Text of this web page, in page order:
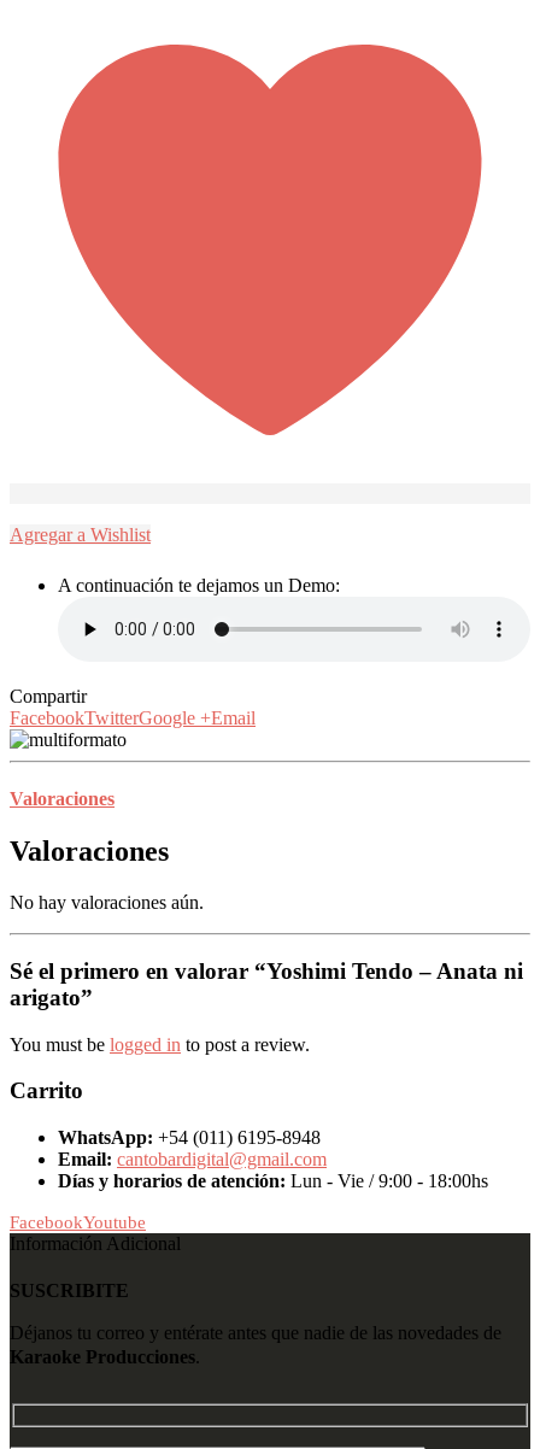
Agregar a Wishlist
A continuación te dejamos un Demo:
Compartir
FacebookTwitterGoogle +Email
Valoraciones
Valoraciones
No hay valoraciones aún.
Sé el primero en valorar “Yoshimi Tendo – Anata ni
arigato”
You must be logged in to post a review.
Carrito
WhatsApp: +54 (011) 6195-8948
Email: cantobardigital@gmail.com
Días y horarios de atención: Lun - Vie / 9:00 - 18:00hs
FacebookYoutube
Información Adicional
SUSCRIBITE
Déjanos tu correo y entérate antes que nadie de las novedades de
Karaoke Producciones.